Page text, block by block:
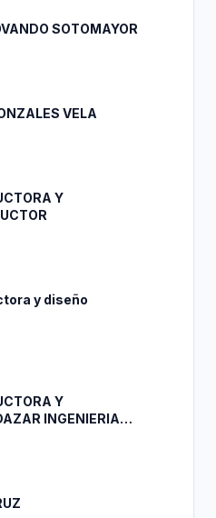
SOTOMAYOR
VELA
Y
y diseño
Y
INGENIERIA